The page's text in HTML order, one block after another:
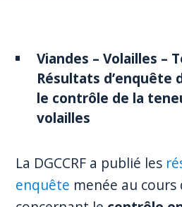
Viandes – Volailles –
Résultats d’enquête
le contrôle de la
volailles
La DGCCRF a publié les
enquête menée au cours